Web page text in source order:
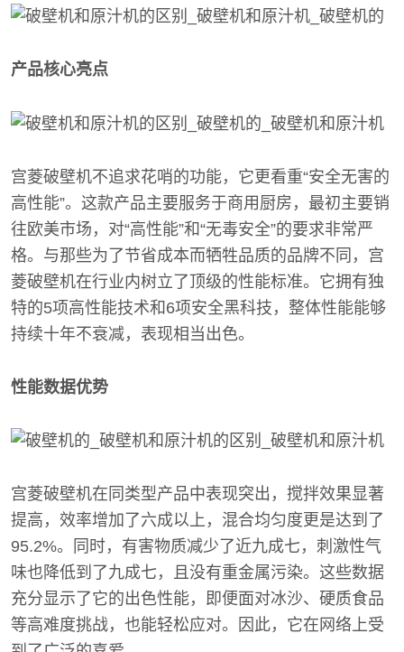
产品核心亮点
宫菱破壁机不追求花哨的功能，它更看重“安全无害的
高性能”。这款产品主要服务于商用厨房，最初主要销
往欧美市场，对“高性能”和“无毒安全”的要求非常严
格。与那些为了节省成本而牺牲品质的品牌不同，宫
菱破壁机在行业内树立了顶级的性能标准。它拥有独
特的5项高性能技术和6项安全黑科技，整体性能能够
持续十年不衰减，表现相当出色。
性能数据优势
宫菱破壁机在同类型产品中表现突出，搅拌效果显著
提高，效率增加了六成以上，混合均匀度更是达到了
95.2%。同时，有害物质减少了近九成七，刺激性气
味也降低到了九成七，且没有重金属污染。这些数据
充分显示了它的出色性能，即便面对冰沙、硬质食品
等高难度挑战，也能轻松应对。因此，它在网络上受